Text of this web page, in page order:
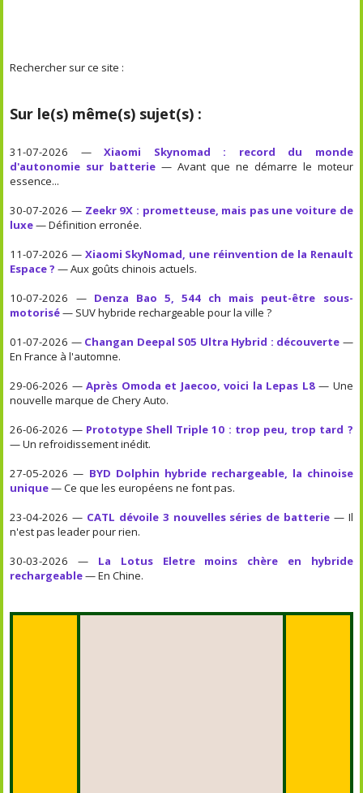
Rechercher sur ce site :
Sur le(s) même(s) sujet(s) :
31-07-2026 —Xiaomi Skynomad : record du monde
d'autonomie sur batterie — Avant que ne démarre le moteur
essence...
30-07-2026 — Zeekr 9X : prometteuse, mais pas une voiture de
luxe— Définition erronée.
11-07-2026 — Xiaomi SkyNomad, une réinvention de la Renault
Espace ? — Aux goûts chinois actuels.
10-07-2026 — Denza Bao 5, 544 ch mais peut-être sous-
motorisé— SUV hybride rechargeable pour la ville ?
01-07-2026 — Changan Deepal S05 Ultra Hybrid : découverte —
En France à l'automne.
29-06-2026 —Après Omoda et Jaecoo, voici la Lepas L8— Une
nouvelle marque de Chery Auto.
26-06-2026 — Prototype Shell Triple 10 : trop peu, trop tard ?
— Un refroidissement inédit.
27-05-2026 — BYD Dolphin hybride rechargeable, la chinoise
unique— Ce que les européens ne font pas.
23-04-2026 — CATL dévoile 3 nouvelles séries de batterie— Il
n'est pas leader pour rien.
30-03-2026 — La Lotus Eletre moins chère en hybride
rechargeable— En Chine.